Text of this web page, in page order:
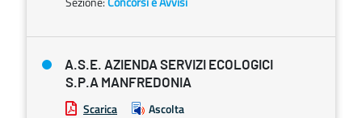
A.S.E. AZIENDA SERVIZI ECOLOGICI
S.P.A MANFREDONIA
Scarica Ascolta